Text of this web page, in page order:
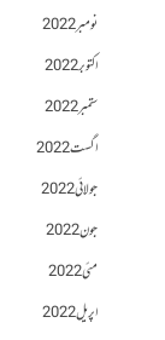
نومبر 2022
اکتوبر 2022
ستمبر 2022
اگست 2022
جولائی 2022
جون 2022
مئی 2022
اپریل 2022